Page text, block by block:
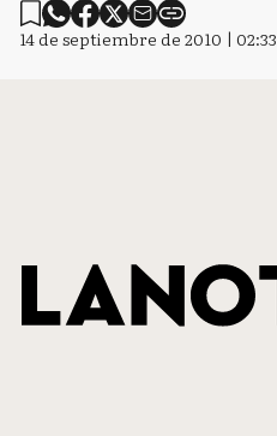
14 de septiembre de 2010 | 02:33